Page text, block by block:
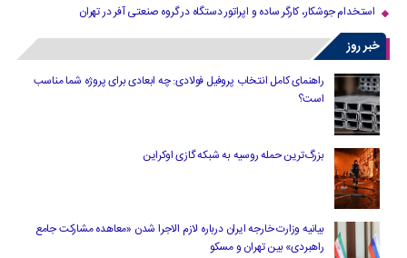
استخدام جوشکار، کارگر ساده و اپراتور دستگاه در گروه صنعتی آفر در تهران
خبر روز
راهنمای کامل انتخاب پروفیل فولادی: چه ابعادی برای پروژه شما مناسب
است؟
بزرگ‌ترین حمله روسیه به شبکه گازی اوکراین
بیانیه وزارت خارجه ایران درباره لازم‌ الاجرا شدن «معاهده مشارکت جامع
راهبردی» بین تهران و مسکو